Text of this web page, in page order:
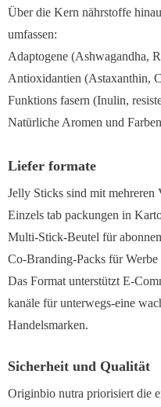
Über die Kern nährstoffe
umfassen:
Adaptogene (Ashwagandha,
Antioxidantien (Astaxanthin,
Funktions fasern (Inulin,
Natürliche Aromen und Farben
Liefer formate
Jelly Sticks sind mit mehreren
Einzels tab packungen in
Multi-Stick-Beutel für
Co-Branding-Packs für Werbe
Das Format unterstützt E-
kanäle für unterwegs-eine
Handelsmarken.
Sicherheit und Qualität
Originbio nutra priorisiert die